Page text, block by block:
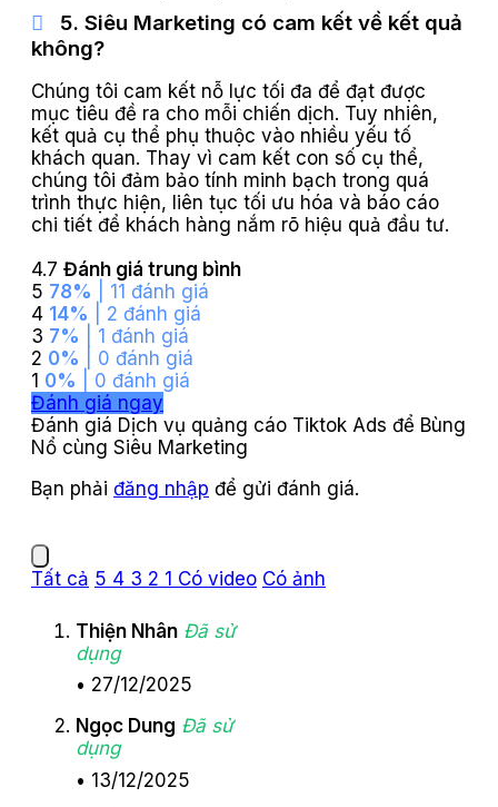
5. Siêu Marketing có cam kết về kết quả
không?
Chúng tôi cam kết nỗ lực tối đa để đạt được
mục tiêu đề ra cho mỗi chiến dịch. Tuy nhiên,
kết quả cụ thể phụ thuộc vào nhiều yếu tố
khách quan. Thay vì cam kết con số cụ thể,
chúng tôi đảm bảo tính minh bạch trong quá
trình thực hiện, liên tục tối ưu hóa và báo cáo
chi tiết để khách hàng nắm rõ hiệu quả đầu tư.
4.7 Đánh giá trung bình
5 78% | 11 đánh giá
4 14% | 2 đánh giá
3 7% | 1 đánh giá
2 0% | 0 đánh giá
1 0% | 0 đánh giá
Đánh giá ngay
Đánh giá Dịch vụ quảng cáo Tiktok Ads để Bùng
Nổ cùng Siêu Marketing
Bạn phải đăng nhập để gửi đánh giá.
Tất cả 5 4 3 2 1 Có video Có ảnh
Thiện Nhân Đã sử
dụng
• 27/12/2025
Ngọc Dung Đã sử
dụng
• 13/12/2025